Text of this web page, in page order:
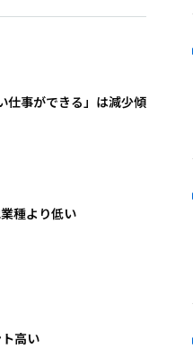
仕事ができる」は減少傾
種より低い
高い